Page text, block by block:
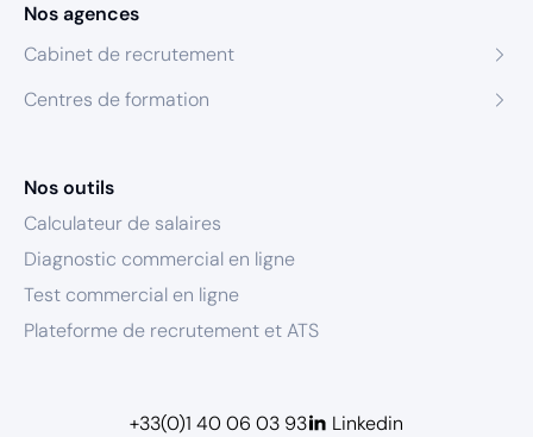
Nos agences
Cabinet de recrutement
Centres de formation
Nos outils
Calculateur de salaires
Diagnostic commercial en ligne
Test commercial en ligne
Plateforme de recrutement et ATS
+33(0)1 40 06 03 93 Linkedin